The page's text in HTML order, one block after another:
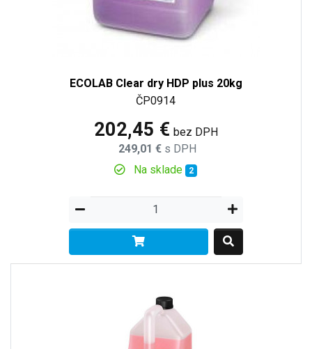
ECOLAB Clear dry HDP plus 20kg
ČP0914
202,45 € bez DPH
249,01 € s DPH
Na sklade 2